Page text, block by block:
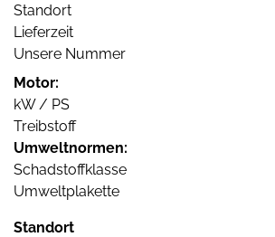
Standort
Lieferzeit
Unsere Nummer
Motor:
kW / PS
Treibstoff
Umweltnormen:
Schadstoffklasse
Umweltplakette
Standort